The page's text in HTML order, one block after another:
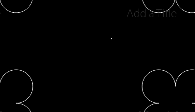
Add a Title